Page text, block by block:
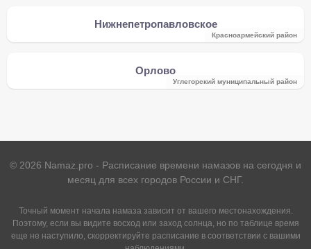
Нижнепетропавловское
Красноармейский район
Орлово
Углегорский муниципальный район
© 2026 Namaz.pro - Расписание времени намазов на сегодня и
месяц для всех городов России и СНГ.
Точный момент начала намаза зависит от вашего местонахождения.
Поэтому, если вы видите восход или заход солнца, но по таблице время
еще не наступило, скорректируйте расписание в соответствии с вашими